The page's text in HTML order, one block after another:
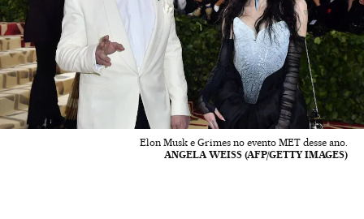
Elon Musk e Grimes no evento MET desse ano.
ANGELA WEISS (AFP/GETTY IMAGES)